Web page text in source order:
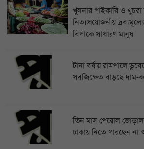
খুলনার পাইকারি ও
নিত্যপ্রয়োজনীয়
বিপাকে সাধারণ মানুষ
টানা বর্ষায় রামপালে
সবজিক্ষেত বাড়ছে দাম-
তিন মাস পেরোল
ঢাকায় নিতে পারছেন না